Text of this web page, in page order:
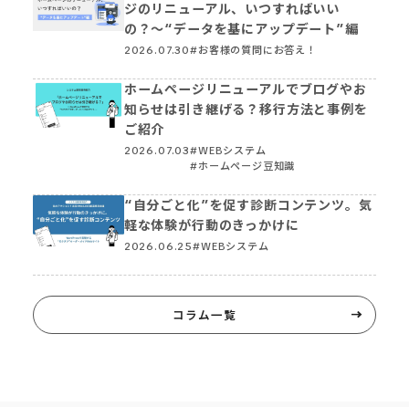
ジのリニューアル、いつすればいい
の？〜“データを基にアップデート”編
2026.07.30#お客様の質問にお答え！
ホームページリニューアルでブログやお
知らせは引き継げる？移行方法と事例を
ご紹介
2026.07.03#WEBシステム
#ホームページ豆知識
“自分ごと化”を促す診断コンテンツ。気
軽な体験が行動のきっかけに
2026.06.25#WEBシステム
コラム一覧